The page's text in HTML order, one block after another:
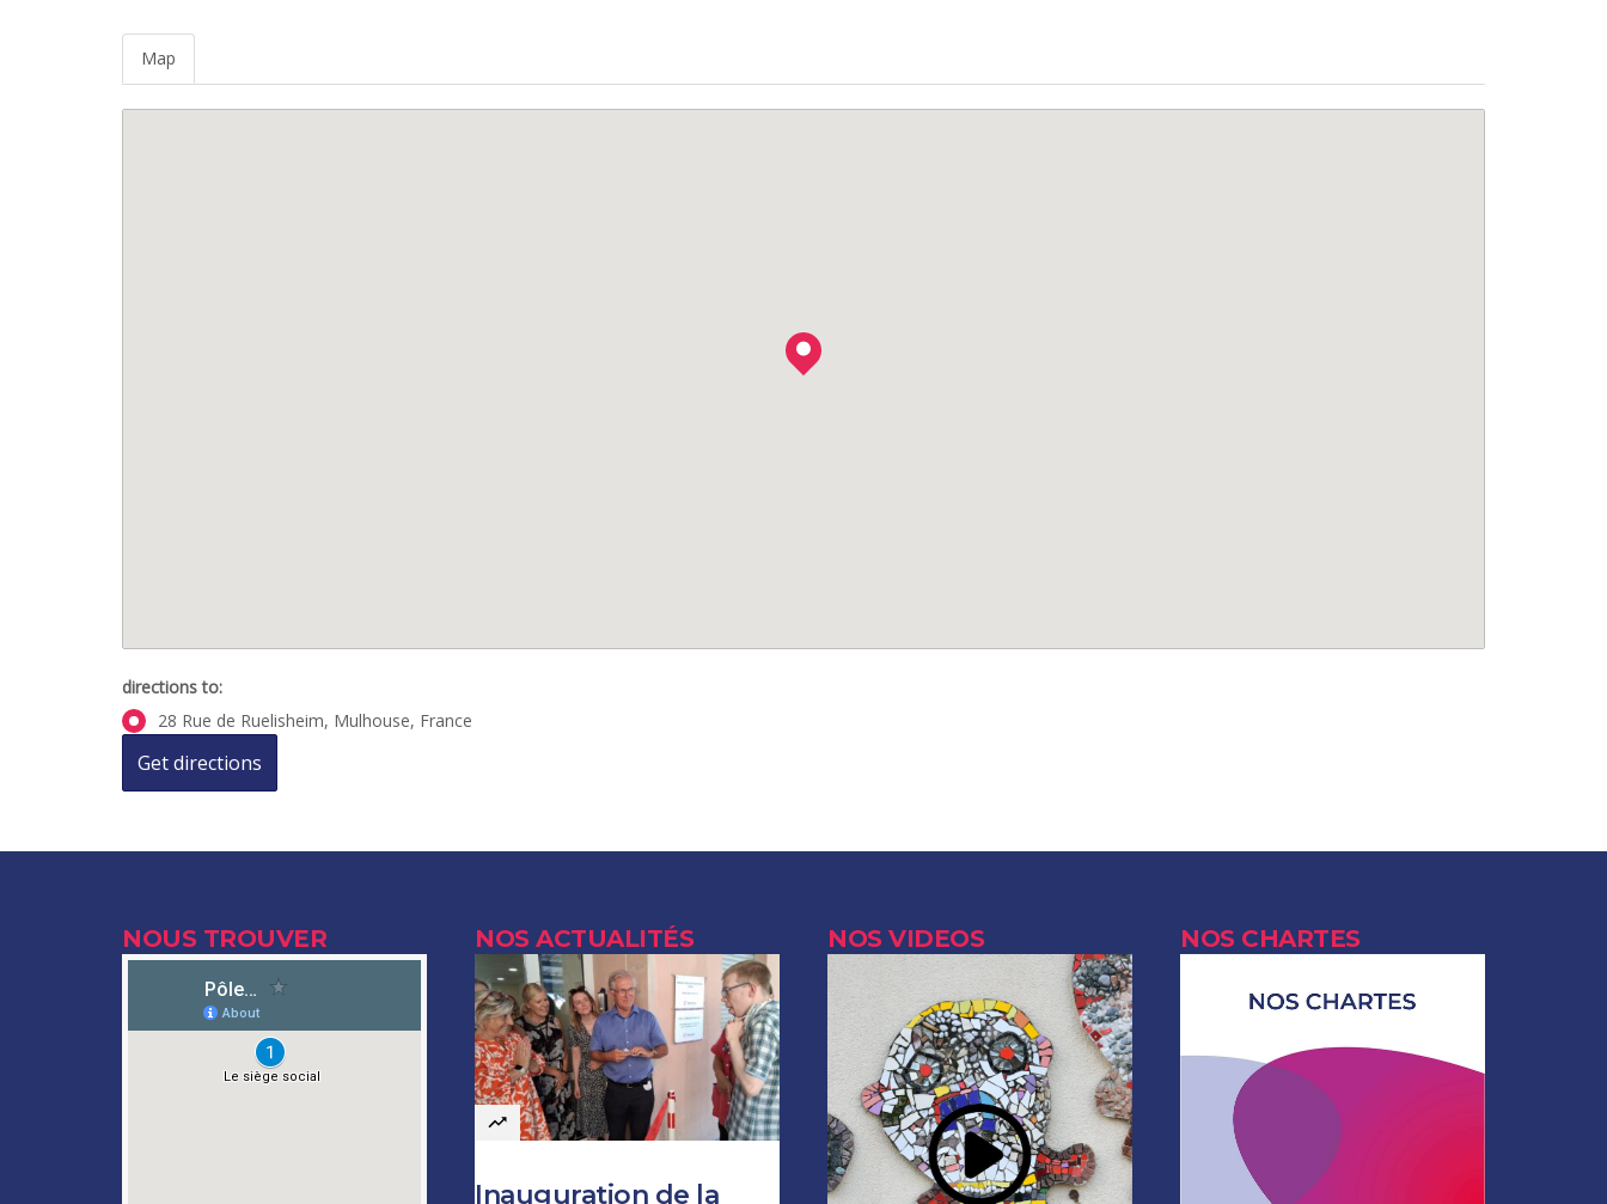
Map
directions to:
28 Rue de Ruelisheim, Mulhouse, France
NOUS TROUVER NOS ACTUALITÉS
Inauguration de la
NOS VIDEOS NOS CHARTES